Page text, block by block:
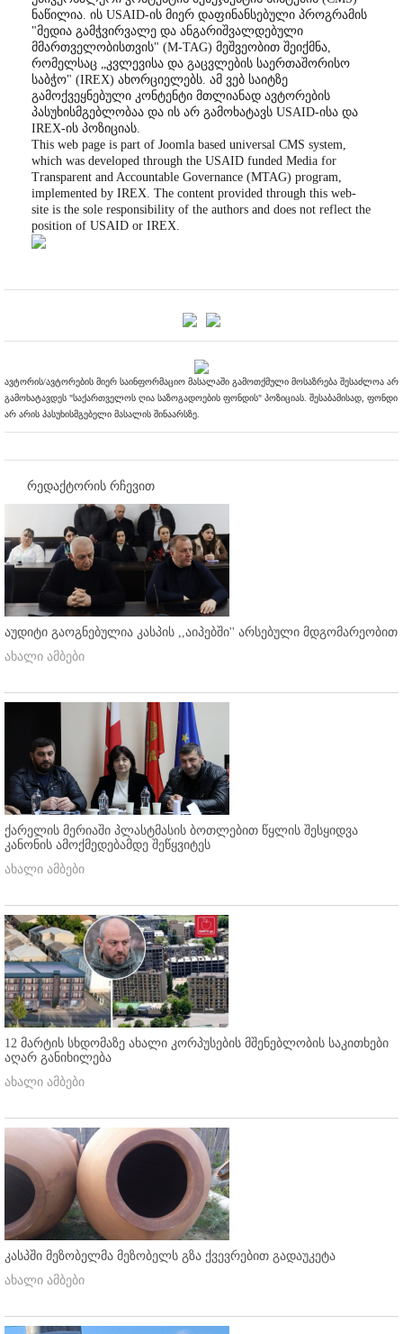
ნაწილია. ის USAID-ის მიერ დაფინანსებული პროგრამის
"მედია გამჭვირვალე და ანგარიშვალდებული
მმართველობისთვის" (M-TAG) მეშვეობით შეიქმნა,
რომელსაც „კვლევისა და გაცვლების საერთაშორისო
საბჭო" (IREX) ახორციელებს. ამ ვებ საიტზე
გამოქვეყნებული კონტენტი მთლიანად ავტორების
პასუხისმგებლობაა და ის არ გამოხატავს USAID-ისა და
IREX-ის პოზიციას.
This web page is part of Joomla based universal CMS system,
which was developed through the USAID funded Media for
Transparent and Accountable Governance (MTAG) program,
implemented by IREX. The content provided through this web-
site is the sole responsibility of the authors and does not reflect the
position of USAID or IREX.
ავტორის/ავტორების მიერ საინფორმაციო მასალაში გამოთქმული მოსაზრება შესაძლოა არ
გამოხატავდეს "საქართველოს ღია საზოგადოების ფონდის" პოზიციას. შესაბამისად, ფონდი
არ არის პასუხისმგებელი მასალის შინაარსზე.
რედაქტორის რჩევით
აუდიტი გაოგნებულია კასპის ,,აიპებში'' არსებული მდგომარეობით
ახალი ამბები
ქარელის მერიაში პლასტმასის ბოთლებით წყლის შესყიდვა
კანონის ამოქმედებამდე შეწყვიტეს
ახალი ამბები
12 მარტის სხდომაზე ახალი კორპუსების მშენებლობის საკითხები
აღარ განიხილება
ახალი ამბები
კასპში მეზობელმა მეზობელს გზა ქვევრებით გადაუკეტა
ახალი ამბები